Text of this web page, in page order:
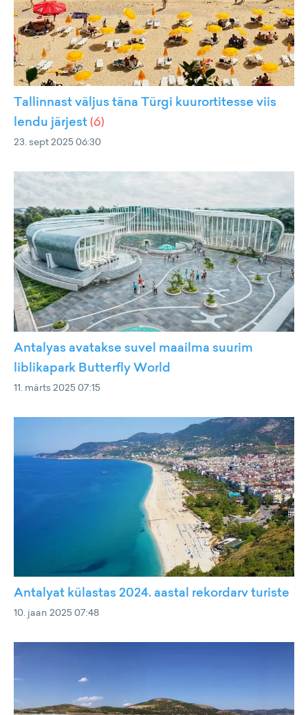
Tallinnast väljus täna Türgi kuurortitesse viis
lendu järjest(6)
23. sept 2025 06:30
Antalyas avatakse suvel maailma suurim
liblikapark Butterfly World
11. märts 2025 07:15
Antalyat külastas 2024. aastal rekordarv turiste
10. jaan 2025 07:48